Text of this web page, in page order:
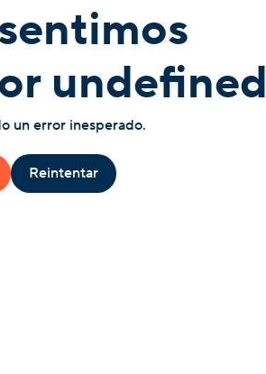
undefined
un error inesperado.
Reintentar